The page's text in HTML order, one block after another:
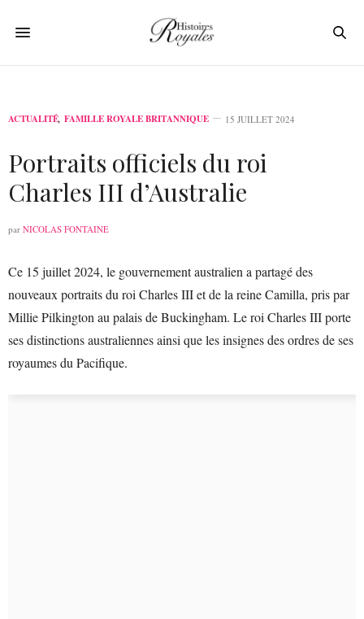
ACTUALITÉ, FAMILLE ROYALE BRITANNIQUE 15 JUILLET 2024
Portraits officiels du roi
Charles III d’Australie
par NICOLAS FONTAINE
Ce 15 juillet 2024, le gouvernement australien a partagé des
nouveaux portraits du roi Charles III et de la reine Camilla, pris par
Millie Pilkington au palais de Buckingham. Le roi Charles III porte
ses distinctions australiennes ainsi que les insignes des ordres de ses
royaumes du Pacifique.